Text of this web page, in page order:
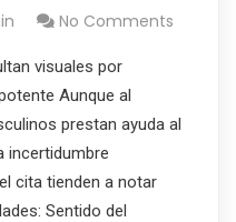
No Comments
visuales por
Aunque al
prestan ayuda al
incertidumbre
cita tienden a notar
Sentido del